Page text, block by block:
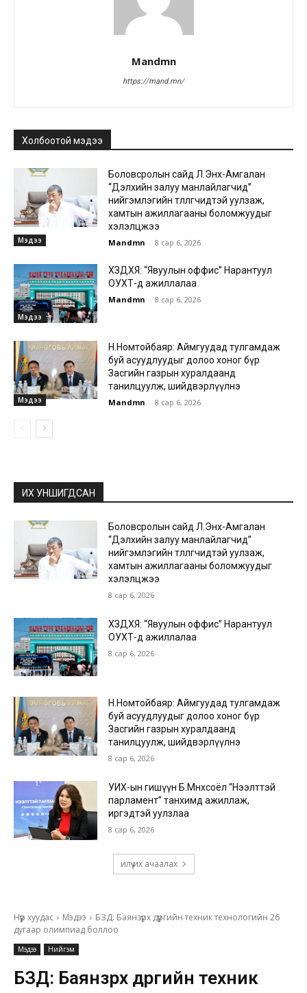
Mandmn
https://mand.mn/
Холбоотой мэдээ
Мэдээ
Боловсролын сайд Л.Энх-Амгалан
“Дэлхийн залуу манлайлагчид”
нийгэмлэгийн төлөөлөгчидтэй уулзаж,
хамтын ажиллагааны боломжуудыг
хэлэлцжээ
Mandmn - 8 сар 6, 2026
Мэдээ
ХЗДХЯ: “Явуулын оффис” Нарантуул
ОУХТ-д ажиллалаа
Mandmn - 8 сар 6, 2026
Мэдээ
Н.Номтойбаяр: Аймгуудад тулгамдаж
буй асуудлуудыг долоо хоног бүр
Засгийн газрын хуралдаанд
танилцуулж, шийдвэрлүүлнэ
Mandmn - 8 сар 6, 2026
ИХ УНШИГДСАН
Боловсролын сайд Л.Энх-Амгалан
“Дэлхийн залуу манлайлагчид”
нийгэмлэгийн төлөөлөгчидтэй уулзаж,
хамтын ажиллагааны боломжуудыг
хэлэлцжээ
8 сар 6, 2026
ХЗДХЯ: “Явуулын оффис” Нарантуул
ОУХТ-д ажиллалаа
8 сар 6, 2026
Н.Номтойбаяр: Аймгуудад тулгамдаж
буй асуудлуудыг долоо хоног бүр
Засгийн газрын хуралдаанд
танилцуулж, шийдвэрлүүлнэ
8 сар 6, 2026
УИХ-ын гишүүн Б.Мөнхсоёл “Нээлттэй
парламент” танхимд ажиллаж,
иргэдтэй уулзлаа
8 сар 6, 2026
илүү их ачаалах